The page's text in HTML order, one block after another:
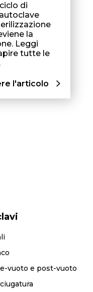
di
la
Leggi
tutte le
l'articolo
vuoto e post-vuoto